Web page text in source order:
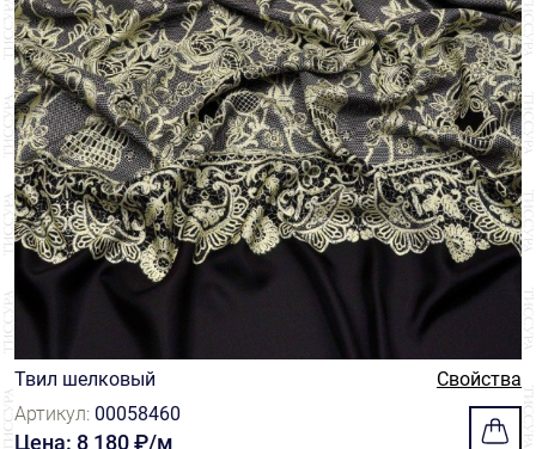
Твил шелковый
Свойства
Артикул: 00058460
Цена: 8 180 ₽/м